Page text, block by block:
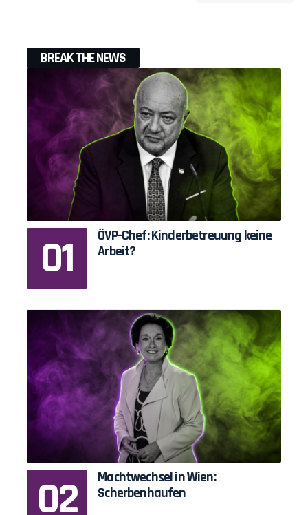
BREAK THE NEWS
ÖVP-Chef: Kinderbetreuung keine
Arbeit?
Machtwechsel in Wien:
Scherbenhaufen